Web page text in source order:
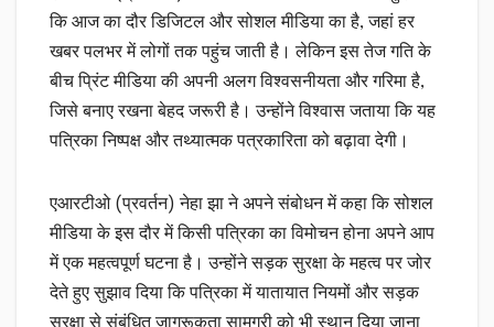
कि आज का दौर डिजिटल और सोशल मीडिया का है, जहां हर
खबर पलभर में लोगों तक पहुंच जाती है। लेकिन इस तेज गति के
बीच प्रिंट मीडिया की अपनी अलग विश्वसनीयता और गरिमा है,
जिसे बनाए रखना बेहद जरूरी है। उन्होंने विश्वास जताया कि यह
पत्रिका निष्पक्ष और तथ्यात्मक पत्रकारिता को बढ़ावा देगी।
एआरटीओ (प्रवर्तन) नेहा झा ने अपने संबोधन में कहा कि सोशल
मीडिया के इस दौर में किसी पत्रिका का विमोचन होना अपने आप
में एक महत्वपूर्ण घटना है। उन्होंने सड़क सुरक्षा के महत्व पर जोर
देते हुए सुझाव दिया कि पत्रिका में यातायात नियमों और सड़क